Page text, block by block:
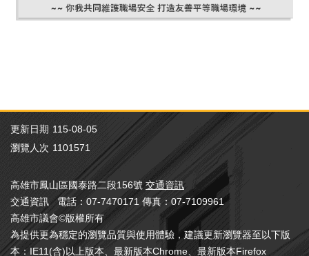
更新日期 115-08-05
瀏覽人次 1101571
高雄市鳳山區國泰路二段156號 交通資訊
交通資訊 電話：07-7470171 傳真：07-7109961
高雄市議會©版權所有
為提供更為穩定的瀏覽品質與使用體驗，建議更新瀏覽器至以下版
本：IE11(含)以上版本、最新版本Chrome、最新版本Firefox